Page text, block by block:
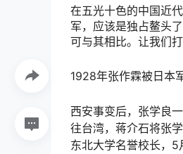
在五光十色的中国近
军，应该是独占鳌头
可与其相比。让我们
1928年张作霖被日本
西安事变后，张学良
往台湾，蒋介石将张
东北大学名誉校长，